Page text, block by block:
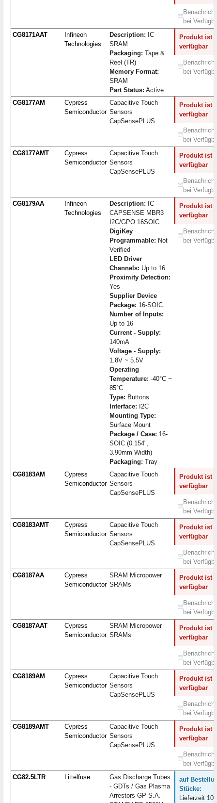
bei
CG8171AAT
Infineon
Technologies
Description: IC
SRAM
Packaging: Tape &
Reel (TR)
Memory Format:
SRAM
Part Status: Active
Produkt ist
verfügbar
bei
CG8177AM
Cypress
Semiconductor
Capacitive Touch
Sensors
CapSensePLUS
Produkt ist
verfügbar
bei
CG8177AMT
Cypress
Semiconductor
Capacitive Touch
Sensors
CapSensePLUS
Produkt ist
verfügbar
bei
CG8179AA
Infineon
Technologies
Description: IC
CAPSENSE MBR3
I2C/GPO 16SOIC
DigiKey
Programmable: Not
Verified
LED Driver
Channels: Up to 16
Proximity Detection:
Yes
Supplier Device
Package: 16-SOIC
Number of Inputs:
Up to 16
Current - Supply:
140mA
Voltage - Supply:
1.8V ~ 5.5V
Operating
Temperature: -40°C ~
85°C
Type: Buttons
Interface: I2C
Mounting Type:
Surface Mount
Package / Case: 16-
SOIC (0.154",
3.90mm Width)
Packaging: Tray
Produkt ist
verfügbar
bei
CG8183AM
Cypress
Semiconductor
Capacitive Touch
Sensors
CapSensePLUS
Produkt ist
verfügbar
bei
CG8183AMT
Cypress
Semiconductor
Capacitive Touch
Sensors
CapSensePLUS
Produkt ist
verfügbar
bei
CG8187AA
Cypress
Semiconductor
SRAM Micropower
SRAMs
Produkt ist
verfügbar
bei
CG8187AAT
Cypress
Semiconductor
SRAM Micropower
SRAMs
Produkt ist
verfügbar
bei
CG8189AM
Cypress
Semiconductor
Capacitive Touch
Sensors
CapSensePLUS
Produkt ist
verfügbar
bei
CG8189AMT
Cypress
Semiconductor
Capacitive Touch
Sensors
CapSensePLUS
Produkt ist
verfügbar
bei
CG82.5LTR
Littelfuse
Gas Discharge Tubes
- GDTs / Gas Plasma
Arrestors GP S.A.
auf
Stücke:
Lieferzeit